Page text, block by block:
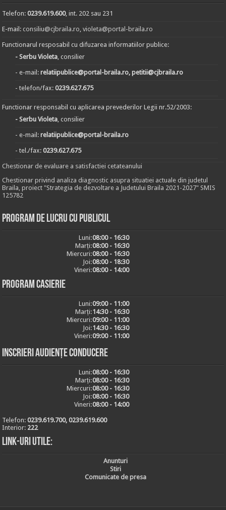
Telefon:0239.619.600, int. 202 sau 231
E-mail:consiliu@cjbraila.ro,violeta@portal-braila.ro
Functionarul resposabil cu difuzarea informatiilor publice:
- Serbu Violeta, consilier
- e-mail:relatiipublice@portal-braila.ro, petitii@cjbraila.ro
- telefon/fax:0239.627.675
Functionar responsabil cu aplicarea prevederilor Legii nr.52/2003:
- Serbu Violeta, consilier
- e-mail:relatiipublice@portal-braila.ro
- tel./fax:0239.627.675
Chestionar de evaluare a satisfactiei cetateanului
Chestionar privind analiza diagnostic asupra situatiei actuale din judetul
Braila, proiect "Strategia de dezvoltare a Judetului Braila 2021-2027" SMIS
125782
Program de lucru cu publicul
Luni:08:00 - 16:30
Marți:08:00 - 16:30
Miercuri:08:00 - 16:30
Joi:08:00 - 18:30
Vineri:08:00 - 14:00
Program casierie
Luni:09:00 - 11:00
Marți:14:30 - 16:30
Miercuri:09:00 - 11:00
Joi:14:30 - 16:30
Vineri:09:00 - 11:00
Inscrieri audiențe conducere
Luni:08:00 - 16:30
Marți:08:00 - 16:30
Miercuri:08:00 - 16:30
Joi:08:00 - 16:30
Vineri:08:00 - 14:00
Telefon:0239.619.700, 0239.619.600
Interior: 222
Link-uri utile:
Anunturi
Stiri
Comunicate de presa